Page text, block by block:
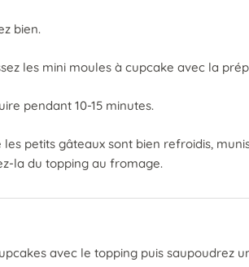
bien.
les mini moules à cupcake avec la
pendant 10-15 minutes.
les petits gâteaux sont bien refroidis,
la du topping au fromage.
avec le topping puis saupoudrez